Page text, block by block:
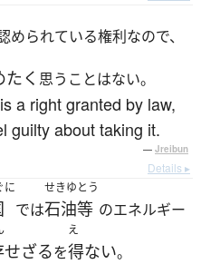
められている権利なので、
く 思うことはない。
a right granted by law,
guilty about taking it.
— Jreibun
Details ▸
に
では
せきゆとう
石油等 のエネルギー
ざるを
え
得ない。